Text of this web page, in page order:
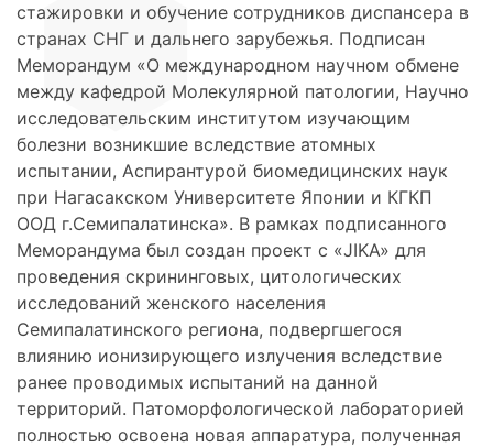
стажировки и обучение сотрудников диспансера в
странах СНГ и дальнего зарубежья. Подписан
Меморандум «О международном научном обмене
между кафедрой Молекулярной патологии, Научно
исследовательским институтом изучающим
болезни возникшие вследствие атомных
испытании, Аспирантурой биомедицинских наук
при Нагасакском Университете Японии и КГКП
ООД г.Семипалатинска». В рамках подписанного
Меморандума был создан проект с «JIKA» для
проведения скрининговых, цитологических
исследований женского населения
Семипалатинского региона, подвергшегося
влиянию ионизирующего излучения вследствие
ранее проводимых испытаний на данной
территорий. Патоморфологической лабораторией
полностью освоена новая аппаратура, полученная